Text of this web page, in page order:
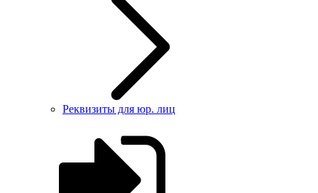
Реквизиты для юр. лиц